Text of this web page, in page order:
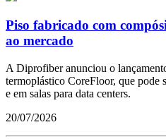
Piso fabricado com
ao mercado
A Diprofiber anunciou o
termoplástico CoreFloor, que pode
e em salas para data centers.
20/07/2026